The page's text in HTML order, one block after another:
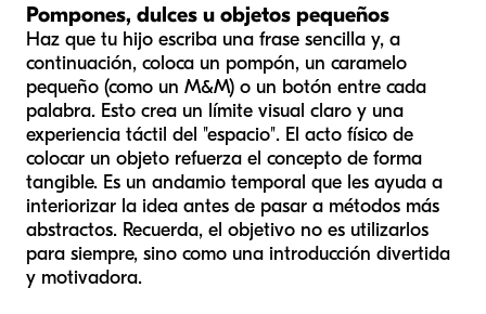
Pompones, dulces u objetos pequeños
Haz que tu hijo escriba una frase sencilla y, a
continuación, coloca un pompón, un caramelo
pequeño (como un M&M) o un botón entre cada
palabra. Esto crea un límite visual claro y una
experiencia táctil del "espacio". El acto físico de
colocar un objeto refuerza el concepto de forma
tangible. Es un andamio temporal que les ayuda a
interiorizar la idea antes de pasar a métodos más
abstractos. Recuerda, el objetivo no es utilizarlos
para siempre, sino como una introducción divertida
y motivadora.